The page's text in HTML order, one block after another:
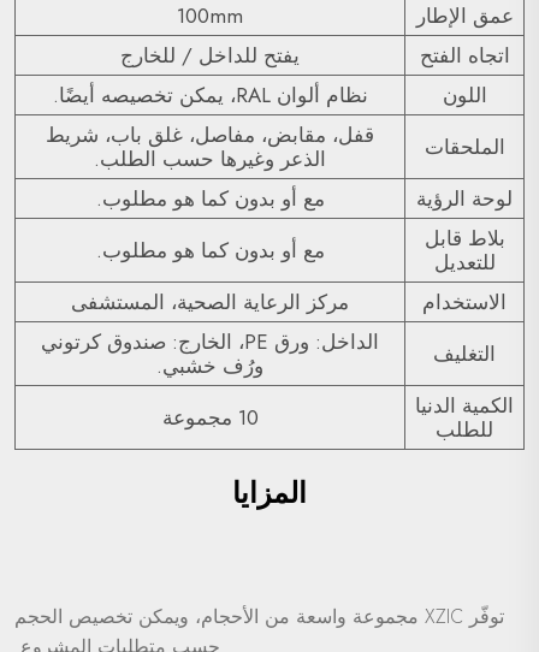
عمق الإطار
100mm
اتجاه الفتح
يفتح للداخل / للخارج
اللون
نظام ألوان RAL، يمكن تخصيصه أيضًا.
الملحقات
قفل، مقابض، مفاصل، غلق باب، شريط
الذعر وغيرها حسب الطلب.
لوحة الرؤية
مع أو بدون كما هو مطلوب.
بلاط قابل
للتعديل
مع أو بدون كما هو مطلوب.
الاستخدام
مركز الرعاية الصحية، المستشفى
التغليف
الداخل: ورق PE، الخارج: صندوق كرتوني
ورُف خشبي.
الكمية الدنيا
للطلب
10 مجموعة
المزايا
توفّر XZIC مجموعة واسعة من الأحجام، ويمكن تخصيص الحجم